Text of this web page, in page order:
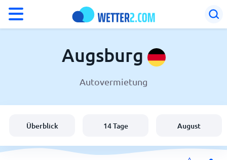
Wetter in Augsburg
Schweiz
Augsburg
Autovermietung
Überblick 14 Tage August